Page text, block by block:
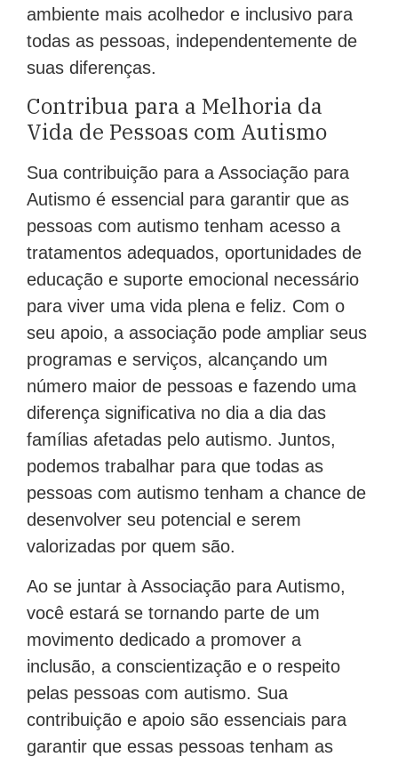
ambiente mais acolhedor e inclusivo para
todas as pessoas, independentemente de
suas diferenças.
Contribua para a Melhoria da
Vida de Pessoas com Autismo
Sua contribuição para a Associação para
Autismo é essencial para garantir que as
pessoas com autismo tenham acesso a
tratamentos adequados, oportunidades de
educação e suporte emocional necessário
para viver uma vida plena e feliz. Com o
seu apoio, a associação pode ampliar seus
programas e serviços, alcançando um
número maior de pessoas e fazendo uma
diferença significativa no dia a dia das
famílias afetadas pelo autismo. Juntos,
podemos trabalhar para que todas as
pessoas com autismo tenham a chance de
desenvolver seu potencial e serem
valorizadas por quem são.
Ao se juntar à Associação para Autismo,
você estará se tornando parte de um
movimento dedicado a promover a
inclusão, a conscientização e o respeito
pelas pessoas com autismo. Sua
contribuição e apoio são essenciais para
garantir que essas pessoas tenham as